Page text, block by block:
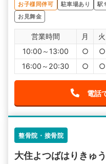
お子様同伴可
駐車場あり 駅
お見舞金
営業時間 月 火
10:00～13:00
○ ○
16:00～20:30
○ ○
電話
整骨院・接骨院
大住よつばはりきゅ